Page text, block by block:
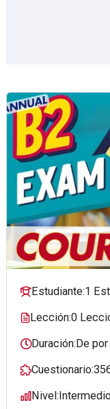
Estudiante:1
Lección:0
Duración:De
Cuestionario:
Nivel: